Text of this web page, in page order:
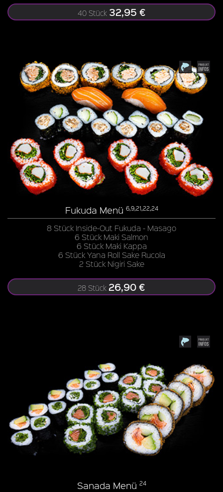
40 Stück 32,95 €
Fukuda Menü 6,9,21,22,24
8 Stück Inside-Out Fukuda - Masago
6 Stück Maki Salmon
6 Stück Maki Kappa
6 Stück Yana Roll Sake Rucola
2 Stück Nigiri Sake
28 Stück 26,90 €
Sanada Menü 24